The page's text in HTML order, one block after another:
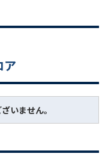
ア
いません。